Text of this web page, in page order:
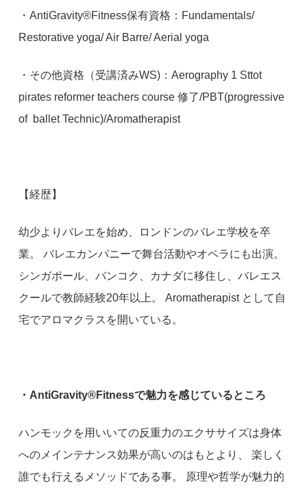
・AntiGravity®︎Fitness保有資格：Fundamentals/
Restorative yoga/ Air Barre/ Aerial yoga
・その他資格（受講済みWS)：Aerography 1 Sttot
pirates reformer teachers course 修了/PBT(progressive
of ballet Technic)/Aromatherapist
【経歴】
幼少よりバレエを始め、ロンドンのバレエ学校を卒
業。 バレエカンパニーで舞台活動やオペラにも出演。
シンガポール、バンコク、カナダに移住し、バレエス
クールで教師経験20年以上。 Aromatherapist として自
宅でアロマクラスを開いている。
・AntiGravity®︎Fitnessで魅力を感じているところ
ハンモックを用いいての反重力のエクササイズは身体
へのメインテナンス効果が高いのはもとより、 楽しく
誰でも行えるメソッドである事。 原理や哲学が魅力的